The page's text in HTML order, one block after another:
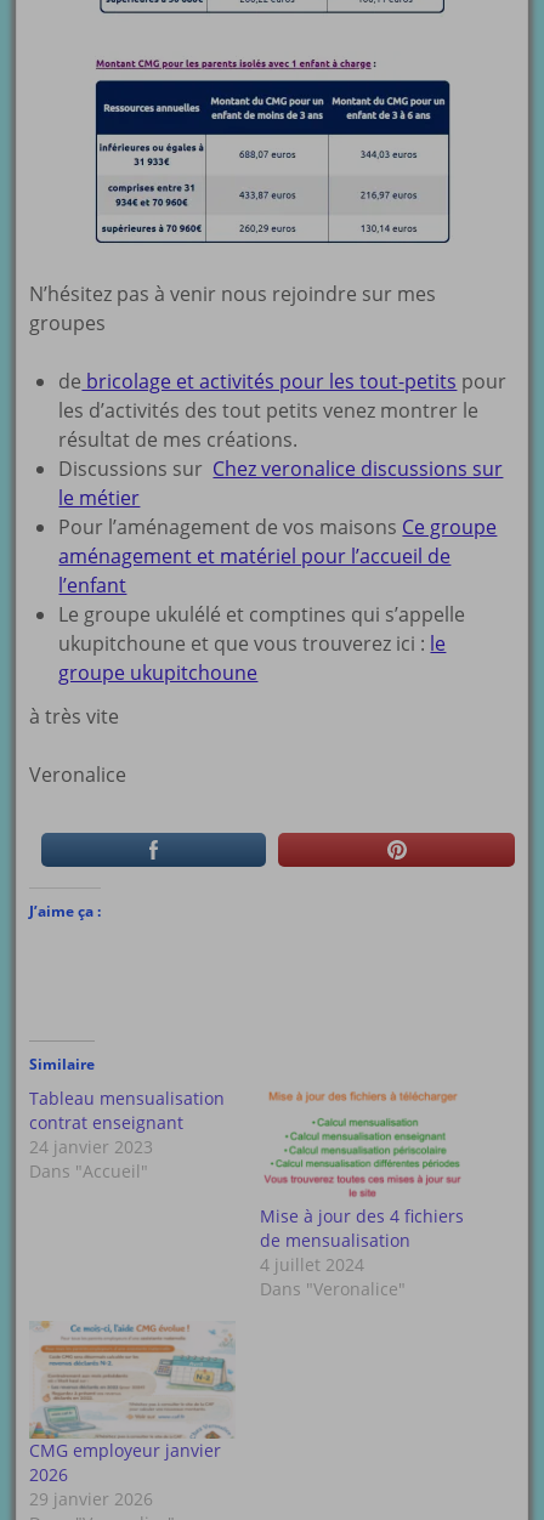
N’hésitez pas à venir nous rejoindre sur mes
groupes
de bricolage et activités pour les tout-petits pour
les d’activités des tout petits venez montrer le
résultat de mes créations.
Discussions sur Chez veronalice discussions sur
le métier
Pour l’aménagement de vos maisons Ce groupe
aménagement et matériel pour l’accueil de
l’enfant
Le groupe ukulélé et comptines qui s’appelle
ukupitchoune et que vous trouverez ici : le
groupe ukupitchoune
à très vite
Veronalice
J’aime ça :
Similaire
Tableau mensualisation
contrat enseignant
24 janvier 2023
Dans "Accueil"
Mise à jour des 4 fichiers
de mensualisation
4 juillet 2024
Dans "Veronalice"
CMG employeur janvier
2026
29 janvier 2026